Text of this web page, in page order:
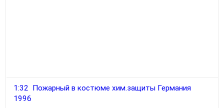
1:32 Пожарный в костюме хим.защиты Германия
1996